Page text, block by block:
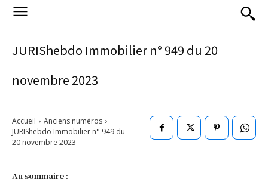
JURIShebdo Immobilier n° 949 du 20
novembre 2023
Accueil
Anciens numéros
JURIShebdo Immobilier n° 949 du
20 novembre 2023
Au sommaire :